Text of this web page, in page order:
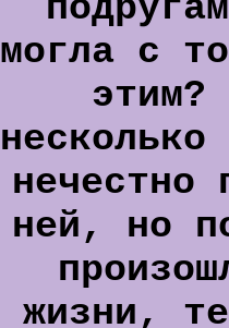
могла с
нечестно
ней, но
жизни,